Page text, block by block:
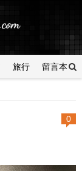
旅行 留言本
0